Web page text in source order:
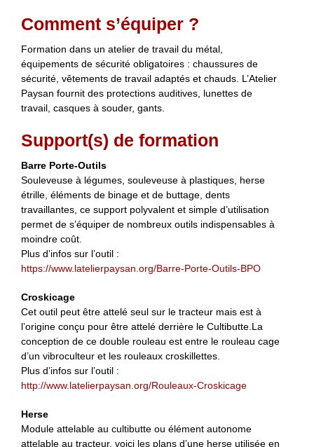
Comment s’équiper ?
Formation dans un atelier de travail du métal,
équipements de sécurité obligatoires : chaussures de
sécurité, vêtements de travail adaptés et chauds. L’Atelier
Paysan fournit des protections auditives, lunettes de
travail, casques à souder, gants.
Support(s) de formation
Barre Porte-Outils
Souleveuse à légumes, souleveuse à plastiques, herse
étrille, éléments de binage et de buttage, dents
travaillantes, ce support polyvalent et simple d’utilisation
permet de s’équiper de nombreux outils indispensables à
moindre coût.
Plus d’infos sur l’outil :
https://www.latelierpaysan.org/Barre-Porte-Outils-BPO
Croskicage
Cet outil peut être attelé seul sur le tracteur mais est à
l’origine conçu pour être attelé derrière le Cultibutte.La
conception de ce double rouleau est entre le rouleau cage
d’un vibroculteur et les rouleaux croskillettes.
Plus d’infos sur l’outil :
http://www.latelierpaysan.org/Rouleaux-Croskicage
Herse
Module attelable au cultibutte ou élément autonome
attelable au tracteur, voici les plans d’une herse utilisée en